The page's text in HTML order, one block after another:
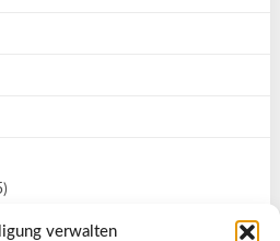
verwalten